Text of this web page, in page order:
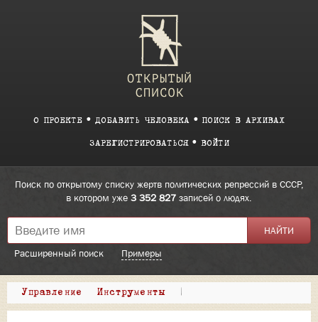
О ПРОЕКТЕ ДОБАВИТЬ ЧЕЛОВЕКА ПОИСК В АРХИВАХ
ЗАРЕГИСТРИРОВАТЬСЯ ВОЙТИ
Поиск по открытому списку жертв политических репрессий в СССР,
в котором уже 3 352 827 записей о людях.
Расширенный поиск Примеры
Управление Инструменты |